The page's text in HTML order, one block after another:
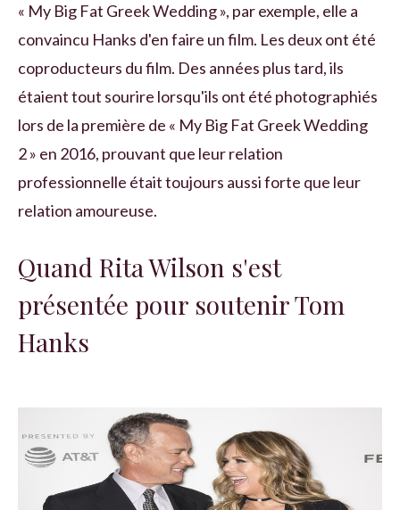
« My Big Fat Greek Wedding », par exemple, elle a
convaincu Hanks d'en faire un film. Les deux ont été
coproducteurs du film. Des années plus tard, ils
étaient tout sourire lorsqu'ils ont été photographiés
lors de la première de « My Big Fat Greek Wedding
2 » en 2016, prouvant que leur relation
professionnelle était toujours aussi forte que leur
relation amoureuse.
Quand Rita Wilson s'est
présentée pour soutenir Tom
Hanks